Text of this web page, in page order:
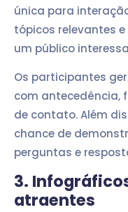
única para
tópicos relevantes
um público
Os participantes
com antecedência,
de contato. Além
chance de
perguntas e
3.
atraentes